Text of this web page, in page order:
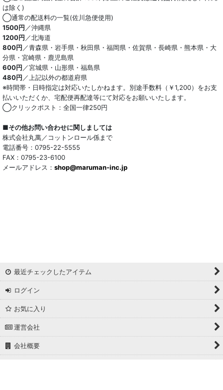
は除く)
◯通常の配送料の一覧(佐川急便使用)
1500円 ／沖縄県
1200円 ／北海道
800円 ／青森県・岩手県・秋田県・福岡県・佐賀県・長崎県・熊本県・大
分県・宮崎県・鹿児島県
600円 ／宮城県・山形県・福島県
480円 ／上記以外の都道府県
※時間帯・日時指定は対応いたしかねます。別途手数料（￥1,200）をお支
払いいただくか、宅配便再配達等にて対応をお願いいたします。
◯クリックポスト：全国一律250円
■その他お問い合わせに関しましては
株式会社丸萬／コットンロール係まで
電話番号：0795-22-5555
FAX：0795-23-6100
メールアドレス： shop@maruman-inc.jp
最近チェックしたアイテム
ログイン
お気に入り
運営会社
会社概要